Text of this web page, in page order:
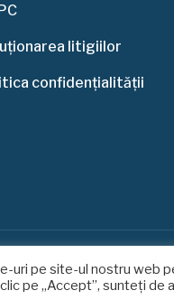
litigiilor
confidențialității
uri pe site-ul nostru web
pe „Accept”, sunteți de